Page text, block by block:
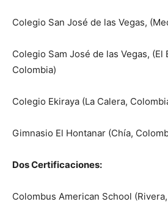
Colegio San José de las Vegas,
Colegio Sam José de las Vegas, (El
Colombia)
Colegio Ekiraya (La Calera,
Gimnasio El Hontanar (Chía,
Dos Certificaciones:
Colombus American School